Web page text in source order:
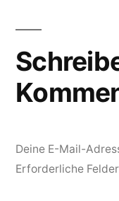
Deine E-Mail-
Erforderliche